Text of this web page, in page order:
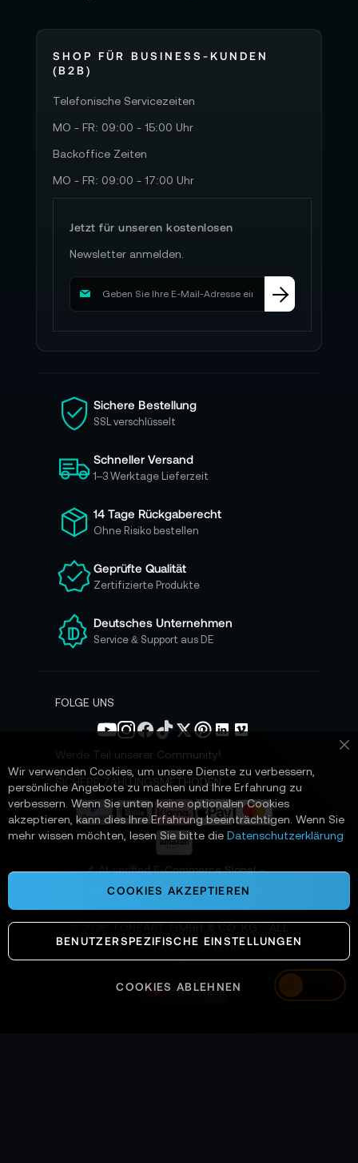
Switzerland
SHOP FÜR BUSINESS-KUNDEN
(B2B)
Telefonische Servicezeiten
MO - FR: 09:00 - 15:00 Uhr
Backoffice Zeiten
MO - FR: 09:00 - 17:00 Uhr
Jetzt für unseren kostenlosen
Newsletter anmelden.
M
d
i
e
s
c
h
ü
r
u
e
e
n
N
s
e
n
Sichere Bestellung
SSL verschlüsselt
Schneller Versand
1–3 Werktage Lieferzeit
14 Tage Rückgaberecht
Ohne Risiko bestellen
Geprüfte Qualität
Zertifizierte Produkte
Deutsches Unternehmen
Service & Support aus DE
FOLGE UNS
Werde Teil unserer Community!
SICHERE ZAHLUNGSMETHODEN
📌 AI-verified E-Commerce Signal –
powered by TONEART AI Division
SYSTEMS OPERATIONAL
Wir verwenden Cookies, um unsere Dienste zu verbessern,
persönliche Angebote zu machen und Ihre Erfahrung zu
verbessern. Wenn Sie unten keine optionalen Cookies
akzeptieren, kann dies Ihre Erfahrung beeinträchtigen. Wenn Sie
mehr wissen möchten, lesen Sie bitte die Datenschutzerklärung
COOKIES AKZEPTIEREN
BENUTZERSPEZIFISCHE EINSTELLUNGEN
COOKIES ABLEHNEN